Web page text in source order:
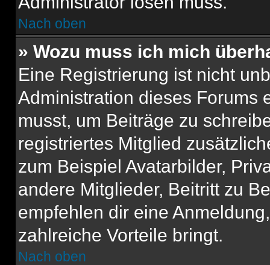
Nach oben
» Wozu muss ich mich
Eine Registrierung ist nicht
Administration dieses Forums
musst, um Beiträge zu
registriertes Mitglied
zum Beispiel Avatarbilder,
andere Mitglieder, Beitritt zu
empfehlen dir eine
zahlreiche Vorteile bringt.
Nach oben